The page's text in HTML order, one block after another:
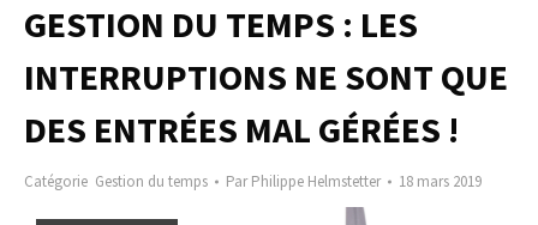
GESTION DU TEMPS : LES
INTERRUPTIONS NE SONT QUE
DES ENTRÉES MAL GÉRÉES !
Catégorie Gestion du temps ParPhilippe Helmstetter 18 mars 2019